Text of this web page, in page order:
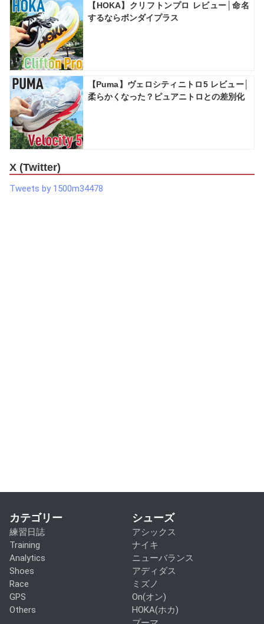
【HOKA】クリフトンプロ レビュー│命名
するならボンダイプラス
【Puma】ヴェロシティニトロ5 レビュー│
柔らかくなった？ピュアニトロとの差別化
X (Twitter)
Tweets by 1500m34478
カテゴリー
練習日誌
Training
Analytics
Shoes
Race
GPS
Others
シューズ
アシックス
ナイキ
ニューバランス
アディダス
ミズノ
On(オン)
HOKA(ホカ)